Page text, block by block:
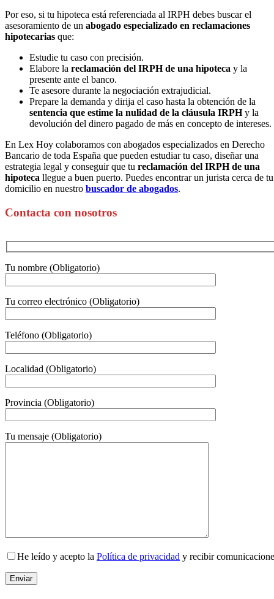
Por eso, si tu hipoteca está referenciada al IRPH debes buscar el
asesoramiento de un abogado especializado en reclamaciones
hipotecarias que:
Estudie tu caso con precisión.
Elabore la reclamación del IRPH de una hipoteca y la
presente ante el banco.
Te asesore durante la negociación extrajudicial.
Prepare la demanda y dirija el caso hasta la obtención de la
sentencia que estime la nulidad de la cláusula IRPHy la
devolución del dinero pagado de más en concepto de intereses.
En Lex Hoy colaboramos con abogados especializados en Derecho
Bancario de toda España que pueden estudiar tu caso, diseñar una
estrategia legal y conseguir que tu reclamación del IRPH de una
hipoteca llegue a buen puerto. Puedes encontrar un jurista cerca de tu
domicilio en nuestro buscador de abogados.
Contacta con nosotros
Tu nombre (Obligatorio)
Tu correo electrónico (Obligatorio)
Teléfono (Obligatorio)
Localidad (Obligatorio)
Provincia (Obligatorio)
Tu mensaje (Obligatorio)
He leído y acepto la Política de privacidad y recibir